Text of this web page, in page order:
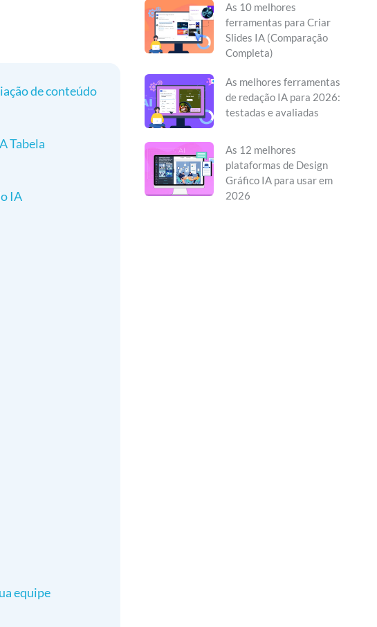
de conteúdo
Tabela
IA
equipe
As 10 melhores
ferramentas para Criar
Slides IA (Comparação
Completa)
As melhores ferramentas
de redação IA para 2026:
testadas e avaliadas
As 12 melhores
plataformas de Design
Gráfico IA para usar em
2026